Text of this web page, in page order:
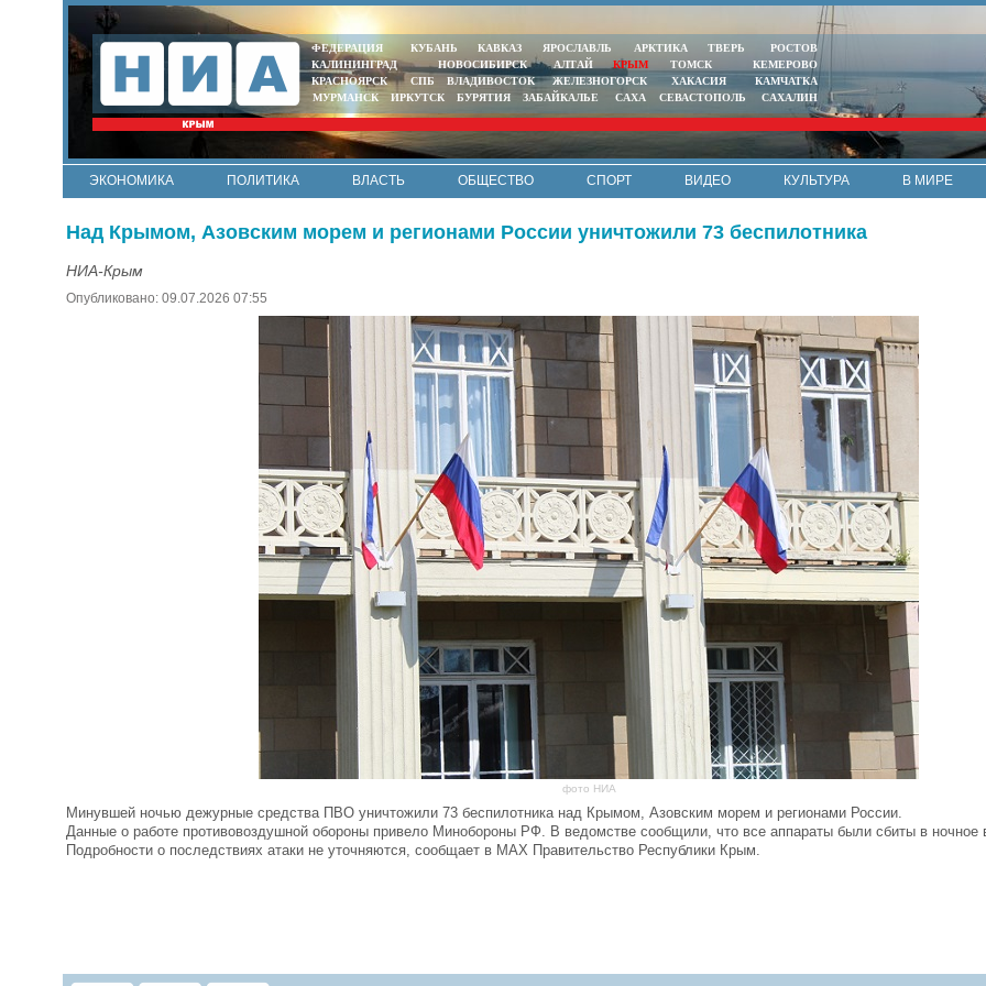
ФЕДЕРАЦИЯ КУБАНЬ КАВКАЗ ЯРОСЛАВЛЬ АРКТИКА ТВЕРЬ
РОСТОВ
КАЛИНИНГРАД
НОВОСИБИРСК АЛТАЙ КРЫМ ТОМСК
КЕМЕРОВО
КРАСНОЯРСК
СПБ ВЛАДИВОСТОК ЖЕЛЕЗНОГОРСК ХАКАСИЯ
КАМЧАТКА
МУРМАНСК
ИРКУТСК БУРЯТИЯ ЗАБАЙКАЛЬЕ САХА СЕВАСТОПОЛЬ САХАЛИН
ЭКОНОМИКА ПОЛИТИКА ВЛАСТЬ ОБЩЕСТВО СПОРТ ВИДЕО КУЛЬТУРА В МИРЕ
Над Крымом, Азовским морем и регионами России уничтожили 73 беспилотника
НИА-Крым
Опубликовано: 09.07.2026 07:55
фото НИА
Минувшей ночью дежурные средства ПВО уничтожили 73 беспилотника над Крымом, Азовским морем и регионами России.
Данные о работе противовоздушной обороны привело Минобороны РФ. В ведомстве сообщили, что все аппараты были сбиты в ночное
Подробности о последствиях атаки не уточняются, сообщает в МАХ Правительство Республики Крым.